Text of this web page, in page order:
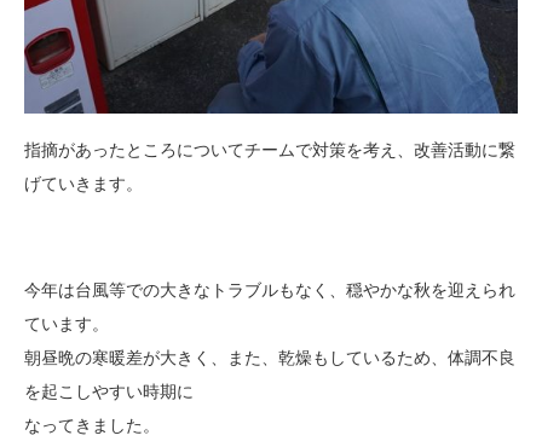
指摘があったところについてチームで対策を考え、改善活動に繋
げていきます。
今年は台風等での大きなトラブルもなく、穏やかな秋を迎えられ
ています。
朝昼晩の寒暖差が大きく、また、乾燥もしているため、体調不良
を起こしやすい時期に
なってきました。